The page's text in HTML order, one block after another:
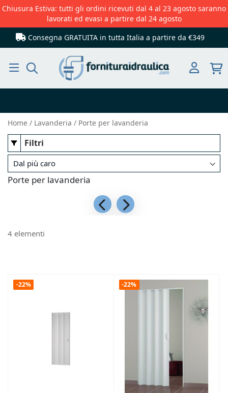
Chiusura Estiva: tutti gli ordini ricevuti dal 4 al 23 agosto saranno
lavorati ed evasi a partire dal 24 agosto
Consegna GRATUITA in tutta Italia a partire da €349
Home Lavanderia Porte per lavanderia
Porte per lavanderia
4 elementi
-22% -22%
Filtri